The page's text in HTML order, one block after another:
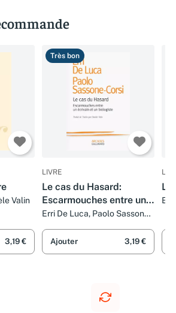
Valin
3,19 €
Très bon
LIVRE
Le cas du Hasard:
Escarmouches entre un
écrivain et un biologiste
Erri De Luca, Paolo Sassone-
Ajouter 3,19 €
Le